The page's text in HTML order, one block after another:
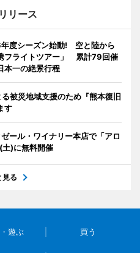
リース
年度シーズン始動! 空と陸から
フライトツアー」 累計79回催
本一の絶景行程
被災地域支援のため『熊本復旧
す
ール・ワイナリー本店で「アロ
)に無料開催
見る
遊ぶ 買う